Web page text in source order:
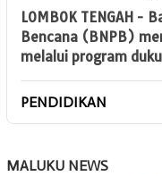
LOMBOK TENGAH -
Bencana (BNPB)
melalui program
PENDIDIKAN
MALUKU NEWS